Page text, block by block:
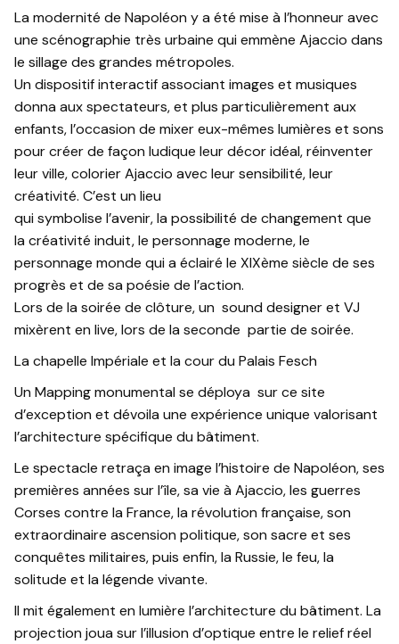
La modernité de Napoléon y a été mise à l’honneur avec
une scénographie très urbaine qui emmène Ajaccio dans
le sillage des grandes métropoles.
Un dispositif interactif associant images et musiques
donna aux spectateurs, et plus particulièrement aux
enfants, l’occasion de mixer eux-mêmes lumières et sons
pour créer de façon ludique leur décor idéal, réinventer
leur ville, colorier Ajaccio avec leur sensibilité, leur
créativité. C’est un lieu
qui symbolise l’avenir, la possibilité de changement que
la créativité induit, le personnage moderne, le
personnage monde qui a éclairé le XIXème siècle de ses
progrès et de sa poésie de l’action.
Lors de la soirée de clôture, un sound designer et VJ
mixèrent en live, lors de la seconde partie de soirée.
La chapelle Impériale et la cour du Palais Fesch
Un Mapping monumental se déploya sur ce site
d’exception et dévoila une expérience unique valorisant
l’architecture spécifique du bâtiment.
Le spectacle retraça en image l’histoire de Napoléon, ses
premières années sur l’île, sa vie à Ajaccio, les guerres
Corses contre la France, la révolution française, son
extraordinaire ascension politique, son sacre et ses
conquêtes militaires, puis enfin, la Russie, le feu, la
solitude et la légende vivante.
Il mit également en lumière l’architecture du bâtiment. La
projection joua sur l’illusion d’optique entre le relief réel